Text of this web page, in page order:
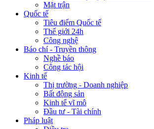
Mặt trận
Quốc tế
Tiêu điểm Quốc tế
Thế giới 24h
Công nghệ
Báo chí - Truyền thông
Nghề báo
Công tác hội
Kinh tế
Thị trường - Doanh nghiệp
Bất động sản
Kinh tế vĩ mô
Đầu tư - Tài chính
Pháp luật